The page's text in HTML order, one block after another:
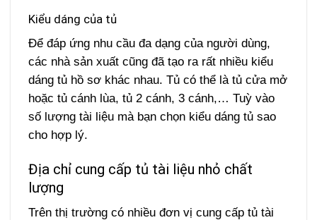
Kiểu dáng của tủ
Để đáp ứng nhu cầu đa dạng của người dùng,
các nhà sản xuất cũng đã tạo ra rất nhiều kiểu
dáng tủ hồ sơ khác nhau. Tủ có thể là tủ cửa mở
hoặc tủ cánh lùa, tủ 2 cánh, 3 cánh,… Tuỳ vào
số lượng tài liệu mà bạn chọn kiểu dáng tủ sao
cho hợp lý.
Địa chỉ cung cấp tủ tài liệu nhỏ chất
lượng
Trên thị trường có nhiều đơn vị cung cấp tủ tài